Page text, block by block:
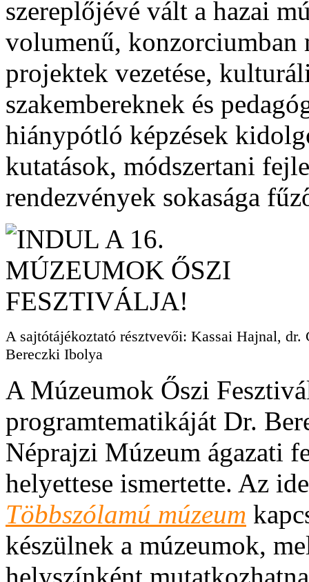
szereplőjévé vált a hazai
volumenű,
projektek vezetése,
szakembereknek és
hiánypótló képzések
kutatások, módszertani
rendezvények sokasága
A sajtótájékoztató résztvevői: Kassai Hajnal,
Bereczki Ibolya
A Múzeumok Őszi
programtematikáját Dr.
Néprajzi Múzeum ágazati
helyettese ismertette. Az
Többszólamú múzeum
készülnek a múzeumok,
helyszínként